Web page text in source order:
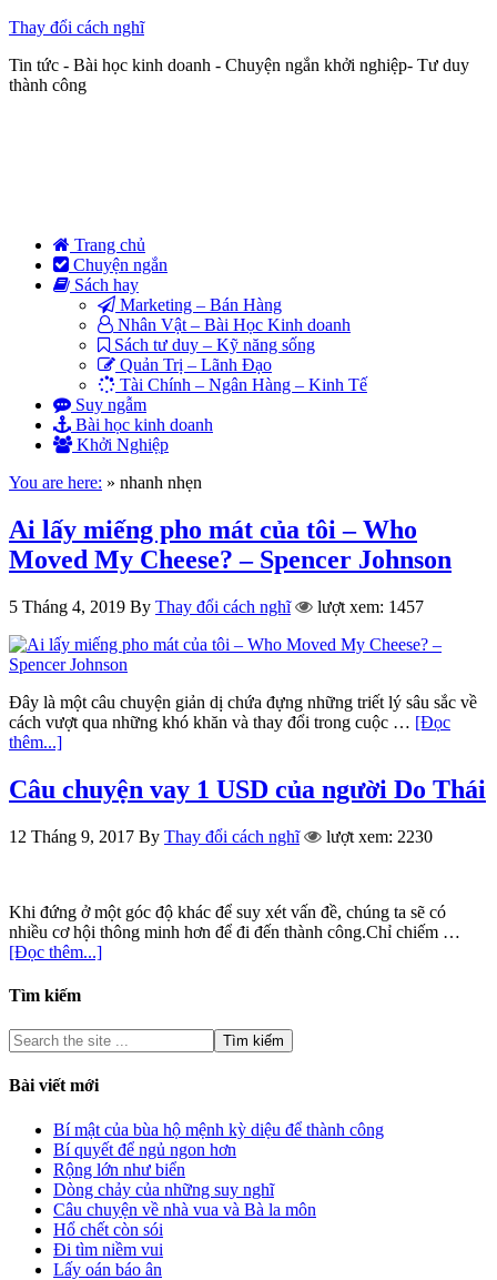
Thay đổi cách nghĩ
Tin tức - Bài học kinh doanh - Chuyện ngắn khởi nghiệp- Tư duy
thành công
Trang chủ
Chuyện ngắn
Sách hay
Marketing – Bán Hàng
Nhân Vật – Bài Học Kinh doanh
Sách tư duy – Kỹ năng sống
Quản Trị – Lãnh Đạo
Tài Chính – Ngân Hàng – Kinh Tế
Suy ngẫm
Bài học kinh doanh
Khởi Nghiệp
You are here: » nhanh nhẹn
Ai lấy miếng pho mát của tôi – Who
Moved My Cheese? – Spencer Johnson
5 Tháng 4, 2019 By Thay đổi cách nghĩ lượt xem: 1457
Đây là một câu chuyện giản dị chứa đựng những triết lý sâu sắc về
cách vượt qua những khó khăn và thay đổi trong cuộc … [Đọc
thêm...]
Câu chuyện vay 1 USD của người Do Thái
12 Tháng 9, 2017 By Thay đổi cách nghĩ lượt xem: 2230
Khi đứng ở một góc độ khác để suy xét vấn đề, chúng ta sẽ có
nhiều cơ hội thông minh hơn để đi đến thành công.Chỉ chiếm …
[Đọc thêm...]
Tìm kiếm
Bài viết mới
Bí mật của bùa hộ mệnh kỳ diệu để thành công
Bí quyết để ngủ ngon hơn
Rộng lớn như biển
Dòng chảy của những suy nghĩ
Câu chuyện về nhà vua và Bà la môn
Hổ chết còn sói
Đi tìm niềm vui
Lấy oán báo ân